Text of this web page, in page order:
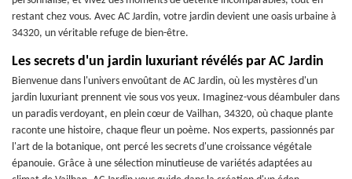
restant chez vous. Avec AC Jardin, votre jardin devient une oasis urbaine à
34320, un véritable refuge de bien-être.
Les secrets d'un jardin luxuriant révélés par AC Jardin
Bienvenue dans l'univers envoûtant de AC Jardin, où les mystères d'un
jardin luxuriant prennent vie sous vos yeux. Imaginez-vous déambuler dans
un paradis verdoyant, en plein cœur de Vailhan, 34320, où chaque plante
raconte une histoire, chaque fleur un poème. Nos experts, passionnés par
l'art de la botanique, ont percé les secrets d'une croissance végétale
épanouie. Grâce à une sélection minutieuse de variétés adaptées au